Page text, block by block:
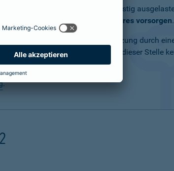
Ihre Fellnase körperlich und geistig
für die Gesundheit Ihres Tieres vorsorgen.
scheinbar harmlose Schnittverletzung durch
Damit Ihre finanziellen Mittel an dieser Stelle
.